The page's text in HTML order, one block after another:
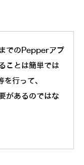
でのPepperアプ
ことは簡単では
行って、
があるのではな